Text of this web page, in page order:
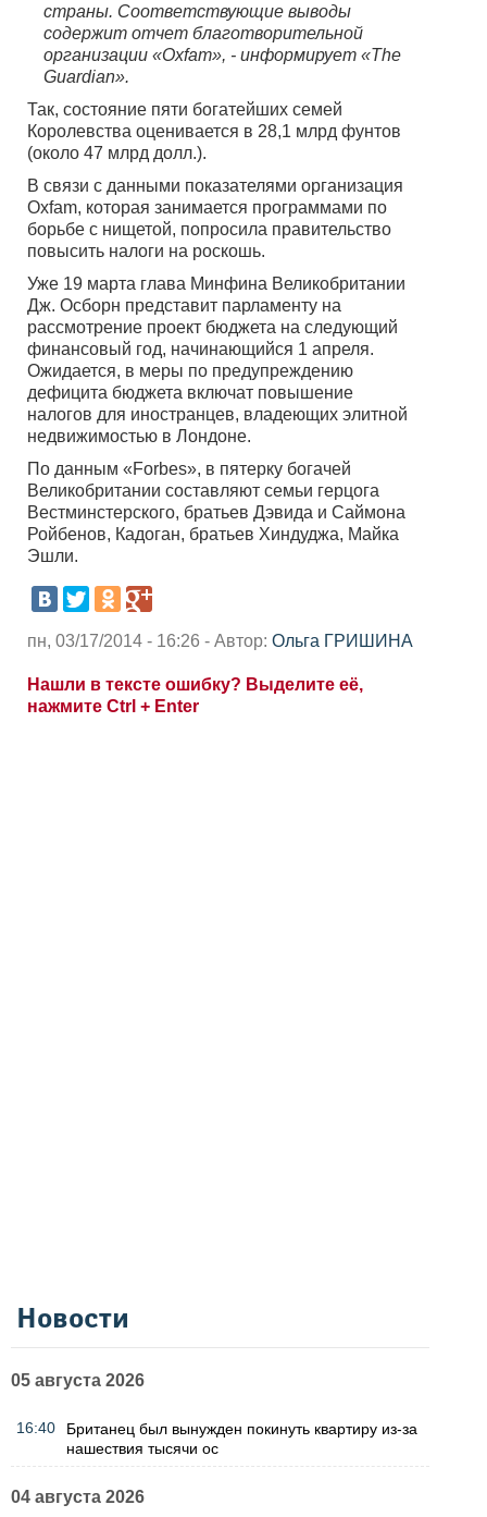
страны. Соответствующие выводы
содержит отчет благотворительной
организации «Oxfam», - информирует «The
Guardian».
Так, состояние пяти богатейших семей
Королевства оценивается в 28,1 млрд фунтов
(около 47 млрд долл.).
В связи с данными показателями организация
Oxfam, которая занимается программами по
борьбе с нищетой, попросила правительство
повысить налоги на роскошь.
Уже 19 марта глава Минфина Великобритании
Дж. Осборн представит парламенту на
рассмотрение проект бюджета на следующий
финансовый год, начинающийся 1 апреля.
Ожидается, в меры по предупреждению
дефицита бюджета включат повышение
налогов для иностранцев, владеющих элитной
недвижимостью в Лондоне.
По данным «Forbes», в пятерку богачей
Великобритании составляют семьи герцога
Вестминстерского, братьев Дэвида и Саймона
Ройбенов, Кадоган, братьев Хиндуджа, Майка
Эшли.
пн, 03/17/2014 - 16:26 - Автор: Ольга ГРИШИНА
Нашли в тексте ошибку? Выделите её,
нажмите Ctrl + Enter
Новости
05 августа 2026
16:40
Британец был вынужден покинуть квартиру из-за
нашествия тысячи ос
04 августа 2026